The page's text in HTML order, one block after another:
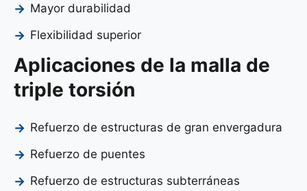
Mayor durabilidad
Flexibilidad superior
Aplicaciones de la malla de
triple torsión
Refuerzo de estructuras de gran envergadura
Refuerzo de puentes
Refuerzo de estructuras subterráneas